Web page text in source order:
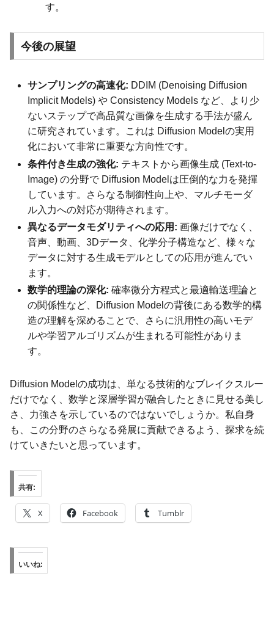
す。
今後の展望
サンプリングの高速化: DDIM (Denoising Diffusion
Implicit Models) や Consistency Models など、より少
ないステップで高品質な画像を生成する手法が盛ん
に研究されています。これは Diffusion Modelの実用
化において非常に重要な方向性です。
条件付き生成の強化: テキストから画像生成 (Text-to-
Image) の分野で Diffusion Modelは圧倒的な力を発揮
しています。さらなる制御性向上や、マルチモーダ
ル入力への対応が期待されます。
異なるデータモダリティへの応用: 画像だけでなく、
音声、動画、3Dデータ、化学分子構造など、様々な
データに対する生成モデルとしての応用が進んでい
ます。
数学的理論の深化: 確率微分方程式と最適輸送理論と
の関係性など、Diffusion Modelの背後にある数学的構
造の理解を深めることで、さらに汎用性の高いモデ
ルや学習アルゴリズムが生まれる可能性がありま
す。
Diffusion Modelの成功は、単なる技術的なブレイクスルー
だけでなく、数学と深層学習が融合したときに見せる美し
さ、力強さを示しているのではないでしょうか。私自身
も、この分野のさらなる発展に貢献できるよう、探求を続
けていきたいと思っています。
共有:
X Facebook Tumblr
いいね: